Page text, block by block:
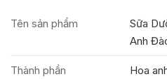
Tên sản phẩm
Sữa
Anh
Thành phần Hoa